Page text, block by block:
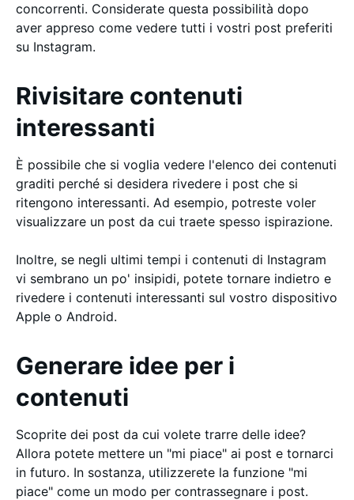
concorrenti. Considerate questa possibilità dopo
aver appreso come vedere tutti i vostri post preferiti
su Instagram.
Rivisitare contenuti
interessanti
È possibile che si voglia vedere l'elenco dei contenuti
graditi perché si desidera rivedere i post che si
ritengono interessanti. Ad esempio, potreste voler
visualizzare un post da cui traete spesso ispirazione.
Inoltre, se negli ultimi tempi i contenuti di Instagram
vi sembrano un po' insipidi, potete tornare indietro e
rivedere i contenuti interessanti sul vostro dispositivo
Apple o Android.
Generare idee per i
contenuti
Scoprite dei post da cui volete trarre delle idee?
Allora potete mettere un "mi piace" ai post e tornarci
in futuro. In sostanza, utilizzerete la funzione "mi
piace" come un modo per contrassegnare i post.